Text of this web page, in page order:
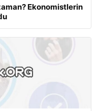
Ekonomistlerin